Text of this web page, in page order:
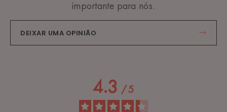
importante para nós.
DEIXAR UMA OPINIÃO
4.3 / 5